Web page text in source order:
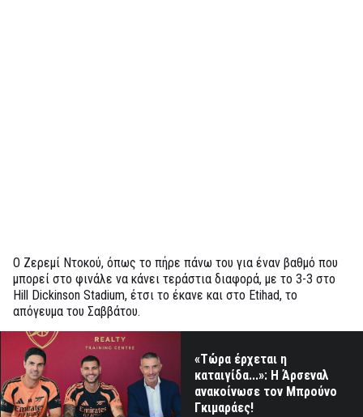
Ο Ζερεμί Ντοκού, όπως το πήρε πάνω του για έναν βαθμό που
μπορεί στο φινάλε να κάνει τεράστια διαφορά, με το 3-3 στο
Hill Dickinson Stadium, έτσι το έκανε και στο Etihad, το
απόγευμα του Σαββάτου.
«Τώρα έρχεται η
καταιγίδα...»: Η Άρσεναλ
ανακοίνωσε τον Μπρούνο
Γκιμαράες!